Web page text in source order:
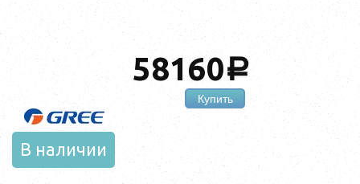
58160a
Купить
В наличии